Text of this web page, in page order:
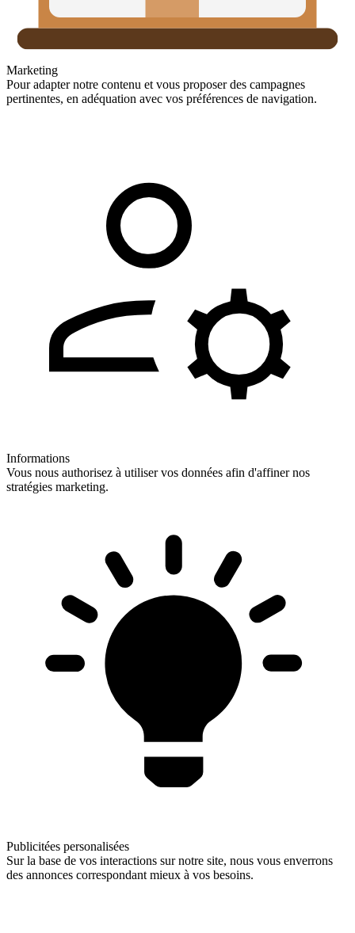
Marketing
Pour adapter notre contenu et vous proposer des campagnes
pertinentes, en adéquation avec vos préférences de navigation.
Informations
Vous nous authorisez à utiliser vos données afin d'affiner nos
stratégies marketing.
Publicitées personalisées
Sur la base de vos interactions sur notre site, nous vous enverrons
des annonces correspondant mieux à vos besoins.